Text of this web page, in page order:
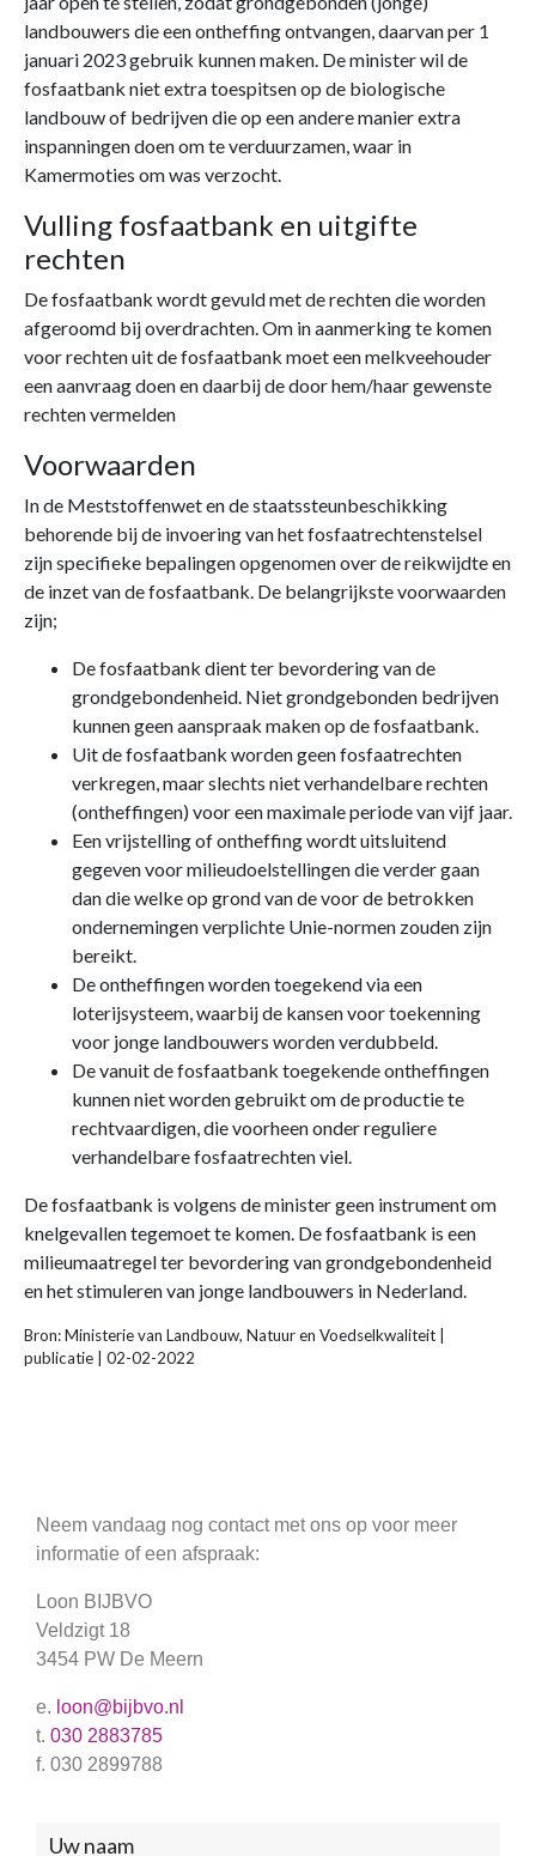
landbouwers die een ontheffing ontvangen, daarvan per 1
januari 2023 gebruik kunnen maken. De minister wil de
fosfaatbank niet extra toespitsen op de biologische
landbouw of bedrijven die op een andere manier extra
inspanningen doen om te verduurzamen, waar in
Kamermoties om was verzocht.
Vulling fosfaatbank en uitgifte
rechten
De fosfaatbank wordt gevuld met de rechten die worden
afgeroomd bij overdrachten. Om in aanmerking te komen
voor rechten uit de fosfaatbank moet een melkveehouder
een aanvraag doen en daarbij de door hem/haar gewenste
rechten vermelden
Voorwaarden
In de Meststoffenwet en de staatssteunbeschikking
behorende bij de invoering van het fosfaatrechtenstelsel
zijn specifieke bepalingen opgenomen over de reikwijdte en
de inzet van de fosfaatbank. De belangrijkste voorwaarden
zijn;
De fosfaatbank dient ter bevordering van de
grondgebondenheid. Niet grondgebonden bedrijven
kunnen geen aanspraak maken op de fosfaatbank.
Uit de fosfaatbank worden geen fosfaatrechten
verkregen, maar slechts niet verhandelbare rechten
(ontheffingen) voor een maximale periode van vijf jaar.
Een vrijstelling of ontheffing wordt uitsluitend
gegeven voor milieudoelstellingen die verder gaan
dan die welke op grond van de voor de betrokken
ondernemingen verplichte Unie-normen zouden zijn
bereikt.
De ontheffingen worden toegekend via een
loterijsysteem, waarbij de kansen voor toekenning
voor jonge landbouwers worden verdubbeld.
De vanuit de fosfaatbank toegekende ontheffingen
kunnen niet worden gebruikt om de productie te
rechtvaardigen, die voorheen onder reguliere
verhandelbare fosfaatrechten viel.
De fosfaatbank is volgens de minister geen instrument om
knelgevallen tegemoet te komen. De fosfaatbank is een
milieumaatregel ter bevordering van grondgebondenheid
en het stimuleren van jonge landbouwers in Nederland.
Bron: Ministerie van Landbouw, Natuur en Voedselkwaliteit |
publicatie | 02-02-2022
Neem vandaag nog contact met ons op voor meer
informatie of een afspraak:
Loon BIJBVO
Veldzigt 18
3454 PW De Meern
e. loon@bijbvo.nl
t. 030 2883785
f. 030 2899788
Neem